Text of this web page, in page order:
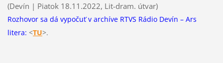
(Devín | Piatok 18.11.2022, Lit-dram. útvar)
Rozhovor sa dá vypočuť v archíve RTVS Rádio Devín – Ars
litera: <TU>.